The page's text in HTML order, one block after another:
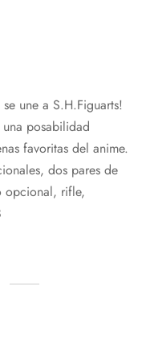
une a S.H.Figuarts!
posabilidad
favoritas del anime.
dos pares de
opcional, rifle,